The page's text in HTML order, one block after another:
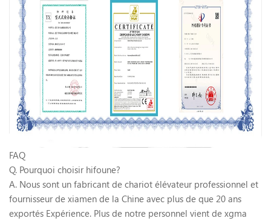
FAQ
Q. Pourquoi choisir hifoune?
A. Nous sont un fabricant de chariot élévateur professionnel et
fournisseur de xiamen de la Chine avec plus de que 20 ans
exportés Expérience. Plus de notre personnel vient de xgma